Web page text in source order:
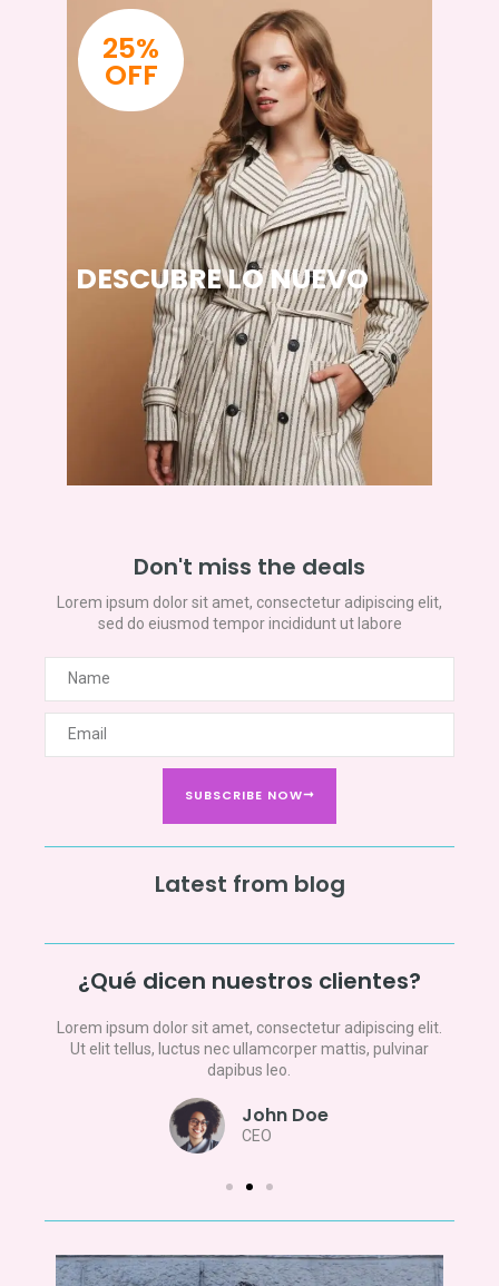
DESCUBRE LO NUEVO
25%
OFF
Don't miss the deals
Lorem ipsum dolor sit amet, consectetur adipiscing elit,
sed do eiusmod tempor incididunt ut labore
SUBSCRIBE NOW
Latest from blog
¿Qué dicen nuestros clientes?
Lorem ipsum dolor sit amet, consectetur adipiscing elit.
Ut elit tellus, luctus nec ullamcorper mattis, pulvinar
dapibus leo.
John Doe
CEO